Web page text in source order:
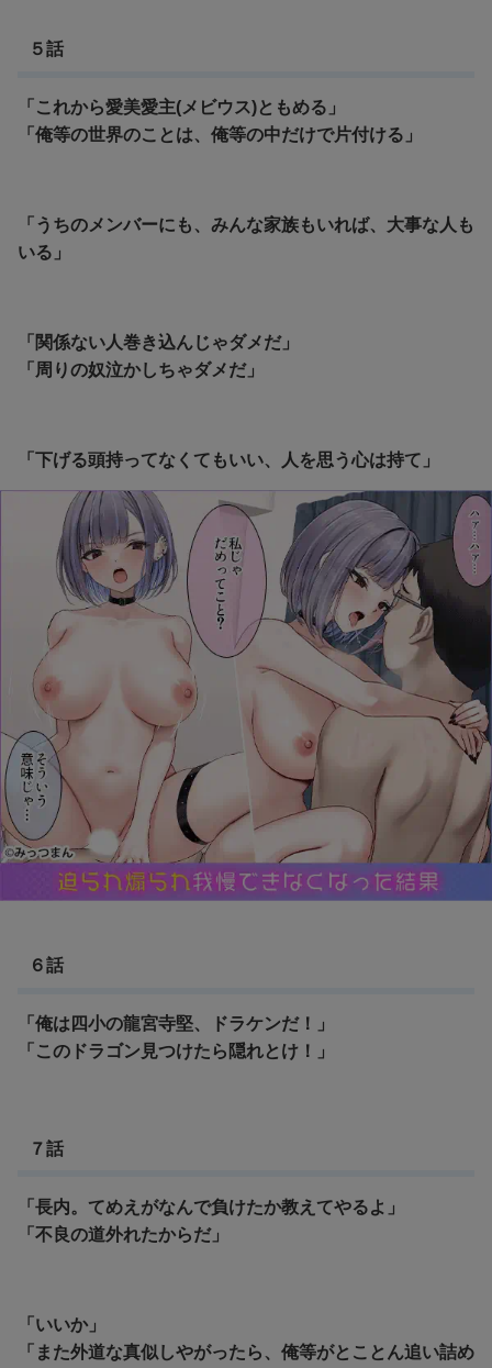
５話
「これから愛美愛主(メビウス)ともめる」
「俺等の世界のことは、俺等の中だけで片付ける」
「うちのメンバーにも、みんな家族もいれば、大事な人も
いる」
「関係ない人巻き込んじゃダメだ」
「周りの奴泣かしちゃダメだ」
「下げる頭持ってなくてもいい、人を思う心は持て」
６話
「俺は四小の龍宮寺堅、ドラケンだ！」
「このドラゴン見つけたら隠れとけ！」
７話
「長内。てめえがなんで負けたか教えてやるよ」
「不良の道外れたからだ」
「いいか」
「また外道な真似しやがったら、俺等がとことん追い詰め